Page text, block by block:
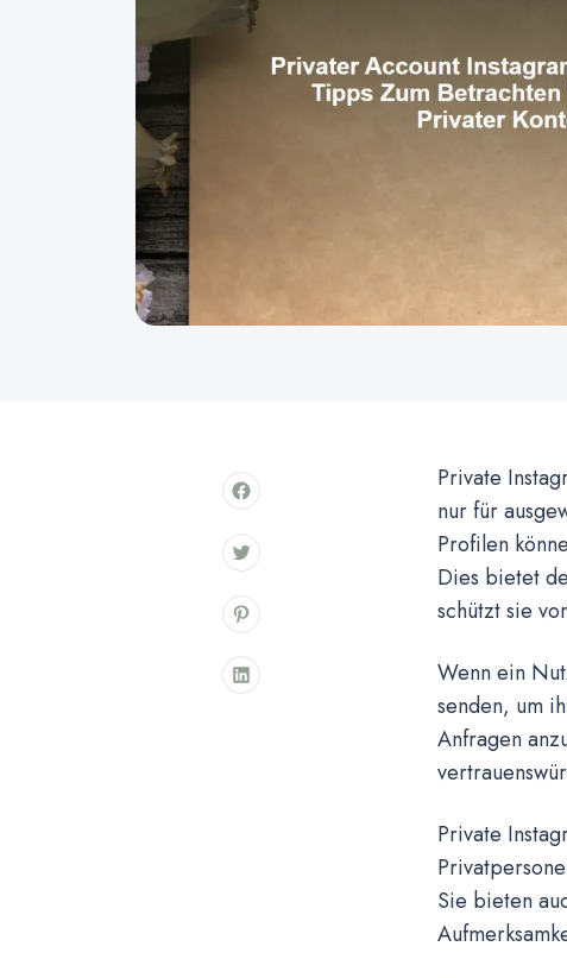
Private
nur für
Profilen
Dies bietet
schützt sie
Wenn ein
senden, um
Anfragen
Private
Sie bieten